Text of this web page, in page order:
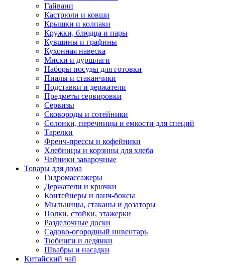
Гайвани
Кастрюли и ковши
Крышки и колпаки
Кружки, блюдца и пары
Кувшины и графины
Кухонная навеска
Миски и дуршлаги
Наборы посуды для готовки
Пиалы и стаканчики
Подставки и держатели
Предметы сервировки
Сервизы
Сковороды и сотейники
Солонки, перечницы и емкости для специй
Тарелки
Френч-прессы и кофейники
Хлебницы и корзины для хлеба
Чайники заварочные
Товары для дома
Гидромассажеры
Держатели и крючки
Контейнеры и ланч-боксы
Мыльницы, стаканы и дозаторы
Полки, стойки, этажерки
Разделочные доски
Садово-огородный инвентарь
Тюбинги и ледянки
Швабры и насадки
Китайский чай